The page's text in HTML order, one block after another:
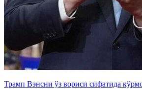
Трамп Вэнсни ўз вориси сифатида